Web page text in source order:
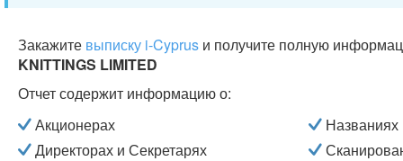
Закажите выписку i-Cyprus и получите полную
KNITTINGS LIMITED
Отчет содержит информацию о:
Акционерах
Директорах и Секретарях